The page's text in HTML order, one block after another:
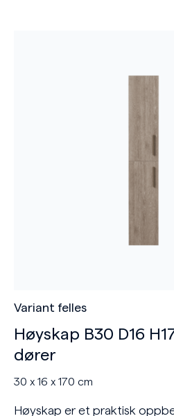
Variant felles
Høyskap B30 D16
dører
30 x 16 x 170 cm
Høyskap er et praktisk